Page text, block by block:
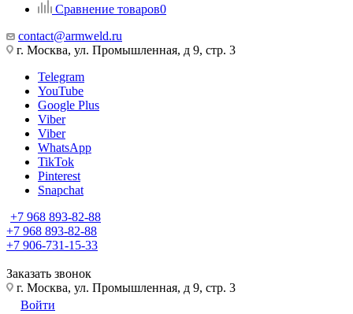
Сравнение товаров0
contact@armweld.ru
г. Москва, ул. Промышленная, д 9, стр. 3
Telegram
YouTube
Google Plus
Viber
Viber
WhatsApp
TikTok
Pinterest
Snapchat
+7 968 893-82-88
+7 968 893-82-88
+7 906-731-15-33
Заказать звонок
г. Москва, ул. Промышленная, д 9, стр. 3
Войти